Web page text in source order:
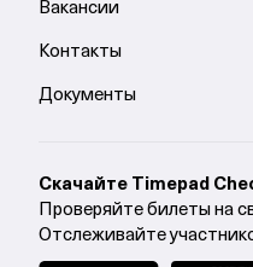
Вакансии
Контакты
Документы
Cкачайте Timepad
Проверяйте билеты на
Отслеживайте